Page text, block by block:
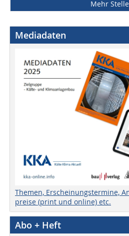
Mehr
Mediadaten
Themen, Erscheinungstermine,
preise (print und online) etc.
Abo + Heft